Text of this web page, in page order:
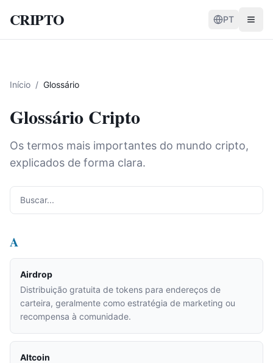
CRIPTO PT
Início / Glossário
Glossário Cripto
Os termos mais importantes do mundo cripto,
explicados de forma clara.
A
Airdrop
Distribuição gratuita de tokens para endereços de
carteira, geralmente como estratégia de marketing ou
recompensa à comunidade.
Altcoin